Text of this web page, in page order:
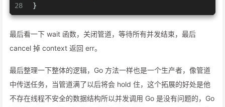
28
}
最后看一下 wait 函数，关闭管道，等待所有并发结束，最后
cancel 掉 context 返回 err。
最后整理一下整体的逻辑，Go 方法一样也是一个生产者，像管道
中传送任务，当管道满了以后将会 hold 住，这个拓展的好处是他
不存在线程不安全的数据结构所以并发调用 Go 是没有问题的，Go